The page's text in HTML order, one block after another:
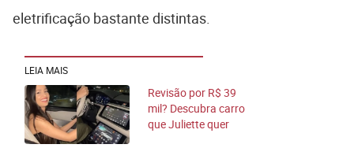
eletrificação bastante distintas.
LEIA MAIS
Revisão por R$ 39
mil? Descubra carro
que Juliette quer